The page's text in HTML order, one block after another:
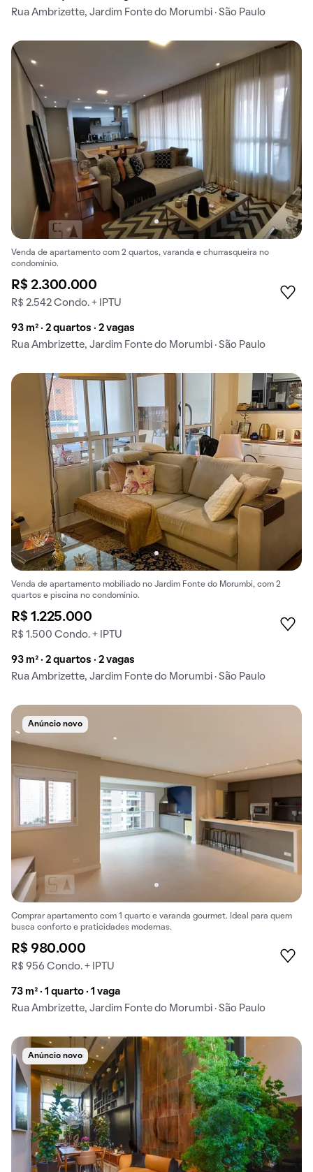
Rua Ambrizette, Jardim Fonte do Morumbi · São Paulo
Venda de apartamento com 2 quartos, varanda e churrasqueira no
condomínio.
R$ 2.300.000
R$ 2.542 Condo. + IPTU
93 m² · 2 quartos · 2 vagas
Rua Ambrizette, Jardim Fonte do Morumbi · São Paulo
Venda de apartamento mobiliado no Jardim Fonte do Morumbi, com 2
quartos e piscina no condomínio.
R$ 1.225.000
R$ 1.500 Condo. + IPTU
93 m² · 2 quartos · 2 vagas
Rua Ambrizette, Jardim Fonte do Morumbi · São Paulo
Anúncio novo
Comprar apartamento com 1 quarto e varanda gourmet. Ideal para quem
busca conforto e praticidades modernas.
R$ 980.000
R$ 956 Condo. + IPTU
73 m² · 1 quarto · 1 vaga
Rua Ambrizette, Jardim Fonte do Morumbi · São Paulo
Anúncio novo